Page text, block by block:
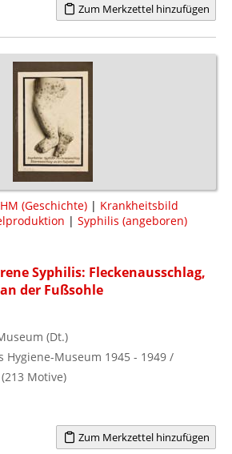
Zum Merkzettel hinzufügen
(Geschichte) | Krankheitsbild
| Syphilis (angeboren)
Syphilis: Fleckenausschlag,
der Fußsohle
(Dt.)
Hygiene-Museum 1945 - 1949 /
Motive)
Zum Merkzettel hinzufügen